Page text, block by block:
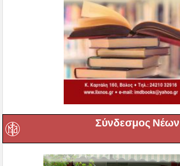
Σύνδεσμος Νέων